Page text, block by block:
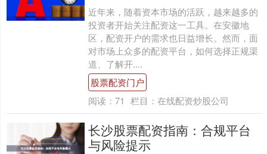
近年来，随着资本市场的活跃，越来越多的
投资者开始关注配资这一工具。在安徽地
区，配资开户的需求也日益增长。然而，面
对市场上众多的配资平台，如何选择正规渠
道、了解开....
股票配资门户
阅读： 71 栏目： 在线配资炒股公司
长沙股票配资指南：合规平台
与风险提示